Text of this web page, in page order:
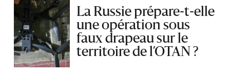
La Russie prépare-t-elle
une opération sous
faux drapeau sur le
territoire de l’OTAN ?